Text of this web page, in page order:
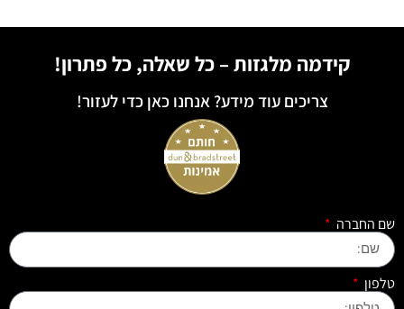
קידמה מלגזות – כל שאלה, כל פתרון!
צריכים עוד מידע? אנחנו כאן כדי לעזור!
שם החברה
טלפון